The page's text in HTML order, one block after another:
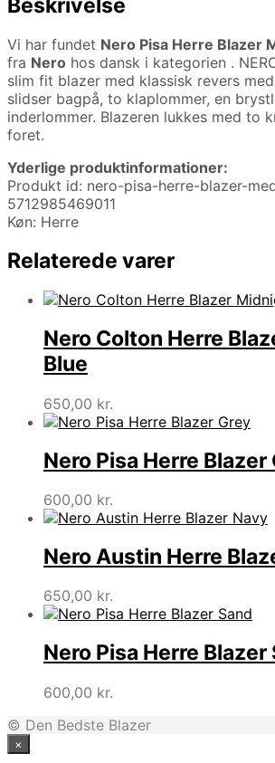
Beskrivelse
Vi har fundet Nero Pisa Herre Blazer
fra Nero hos dansk i kategorien .
slim fit blazer med klassisk revers
slidser bagpå, to klaplommer, en
inderlommer. Blazeren lukkes med to
foret.
Yderlige produktinformationer:
Produkt id: nero-pisa-herre-blazer-
5712985469011
Køn: Herre
Relaterede varer
Nero Colton Herre
Blue
650,00 kr.
Nero Pisa Herre Blazer
600,00 kr.
Nero Austin Herre
650,00 kr.
Nero Pisa Herre Blazer
600,00 kr.
© Den Bedste Blazer
×